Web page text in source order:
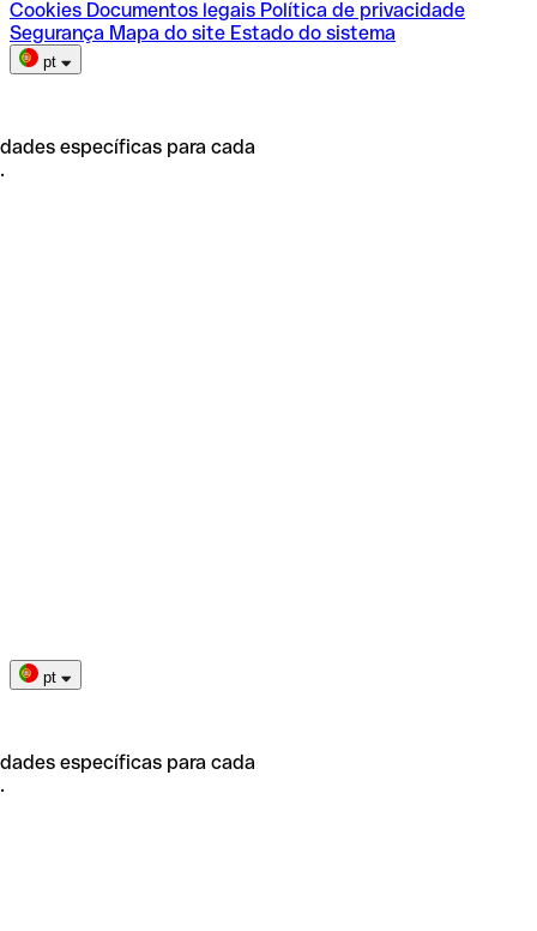
Cookies Documentos legais Política de privacidade
Segurança Mapa do site Estado do sistema
pt
específicas para cada
pt
específicas para cada